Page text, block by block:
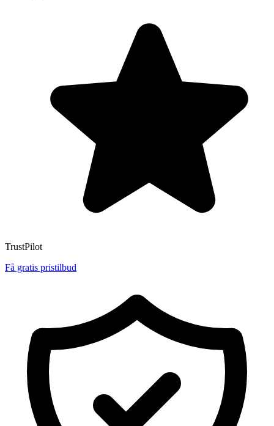
TrustPilot
Få gratis pristilbud